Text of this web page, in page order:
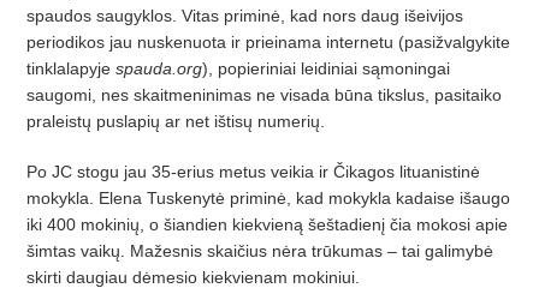
spaudos saugyklos. Vitas priminė, kad nors daug išeivijos
periodikos jau nuskenuota ir prieinama internetu (pasižvalgykite
tinklalapyjespauda.org), popieriniai leidiniai sąmoningai
saugomi, nes skaitmeninimas ne visada būna tikslus, pasitaiko
praleistų puslapių ar net ištisų numerių.
Po JC stogu jau 35-erius metus veikia ir Čikagos lituanistinė
mokykla. Elena Tuskenytė priminė, kad mokykla kadaise išaugo
iki 400 mokinių, o šiandien kiekvieną šeštadienį čia mokosi apie
šimtas vaikų. Mažesnis skaičius nėra trūkumas – tai galimybė
skirti daugiau dėmesio kiekvienam mokiniui.